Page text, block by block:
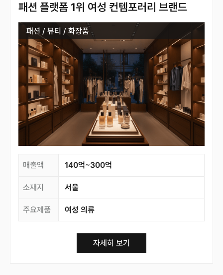
패션 플랫폼 1위 여성 컨템포러리 브랜드
패션 / 뷰티 / 화장품
매출액 140억~300억
소재지 서울
주요제품 여성 의류
자세히 보기